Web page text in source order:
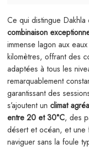
Ce qui distingue Dakhla
combinaison
immense lagon aux
kilomètres, offrant des
adaptées à tous les
remarquablement
garantissant des
s’ajoutent un climat
entre 20 et 30°C, des
désert et océan, et une
naviguer sans la foule